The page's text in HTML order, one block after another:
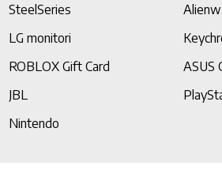
SteelSeries
LG monitori
ROBLOX Gift Card
ASUS
JBL
Nintendo